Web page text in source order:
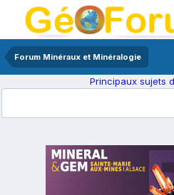
Forum Minéraux et Minéralogie
Principaux sujets